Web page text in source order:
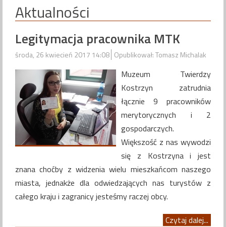
Aktualności
Legitymacja pracownika MTK
środa, 26 kwiecień 2017 14:08 Opublikował: Tomasz Michalak
Muzeum Twierdzy
Kostrzyn zatrudnia
łącznie 9 pracowników
merytorycznych i 2
gospodarczych.
Większość z nas wywodzi
się z Kostrzyna i jest
znana choćby z widzenia wielu mieszkańcom naszego
miasta, jednakże dla odwiedzających nas turystów z
całego kraju i zagranicy jesteśmy raczej obcy.
Czytaj dalej...